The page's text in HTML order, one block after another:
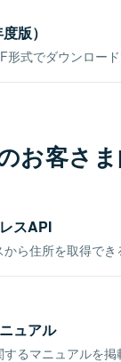
版）
式でダウンロード
お客さ
スAPI
ら住所を取得でき
ュアル
るマニュアルを掲